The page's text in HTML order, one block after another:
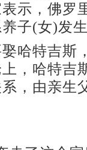
示，佛罗
子(女)发
特吉斯
，哈特吉
，由亲生